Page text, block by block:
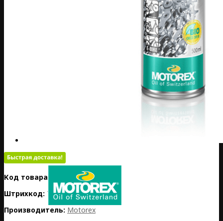
Код товара:
PL01-MOT309003
Штрихкод: 7611197137801
Производитель: Motorex